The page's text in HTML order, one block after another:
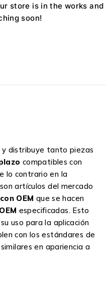
store is in the works and
soon!
distribuye tanto piezas
compatibles con
lo contrario en la
artículos del mercado
OEM que se hacen
especificadas. Esto
uso para la aplicación
con los estándares de
en apariencia a